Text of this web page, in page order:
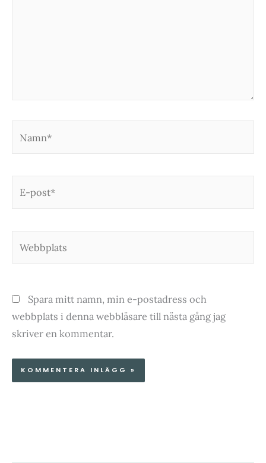
post*
Spara mitt namn, min e-postadress och
webbplats i denna webbläsare till nästa gång jag
skriver en kommentar.